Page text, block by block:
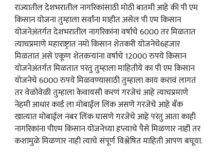
राज्यातील देशभरातील नागरिकांसाठी मोठी बातमी आहे की पी एम
किसान योजना तुम्हाला सर्वांना माहीत असेल पी एम किसान
योजनेअंतर्गत देशभरातील नागरिकांना वर्षाचे 6000 तर मिळतात
त्याचप्रमाणे महाराष्ट्रात नमो किसान शेतकरी योजनेचे6हजार
मिळतात असे एकूण शेतकऱ्यांना वर्षाचे 12000 रुपये किसान
योजनेअंतर्गत मिळतात परंतु तुम्हाला माहितीये का पी एम किसान
योजनेचे 6000 रुपये मिळवण्यासाठी तुम्हाला काय करावं लागतं
तर वेळोवेळी तुम्हाला केवायसी करणं गरजेचं आहे त्याचप्रमाणे
नेहमी आधार कार्ड ला मोबाईल लिंक असणे गरजेचे आहे बँक
खात्यात मोबाईल नंबर लिंक घासणे गरजेचे आहे परंतु आता काही
नागरिकांना पीएम किसान योजनेच्या हप्त्याचे पैसे मिळणार नाही तर
कशामुळे मिळणार नाही त्याचे संपूर्ण विश्लेषित माहिती आपण बघूया.